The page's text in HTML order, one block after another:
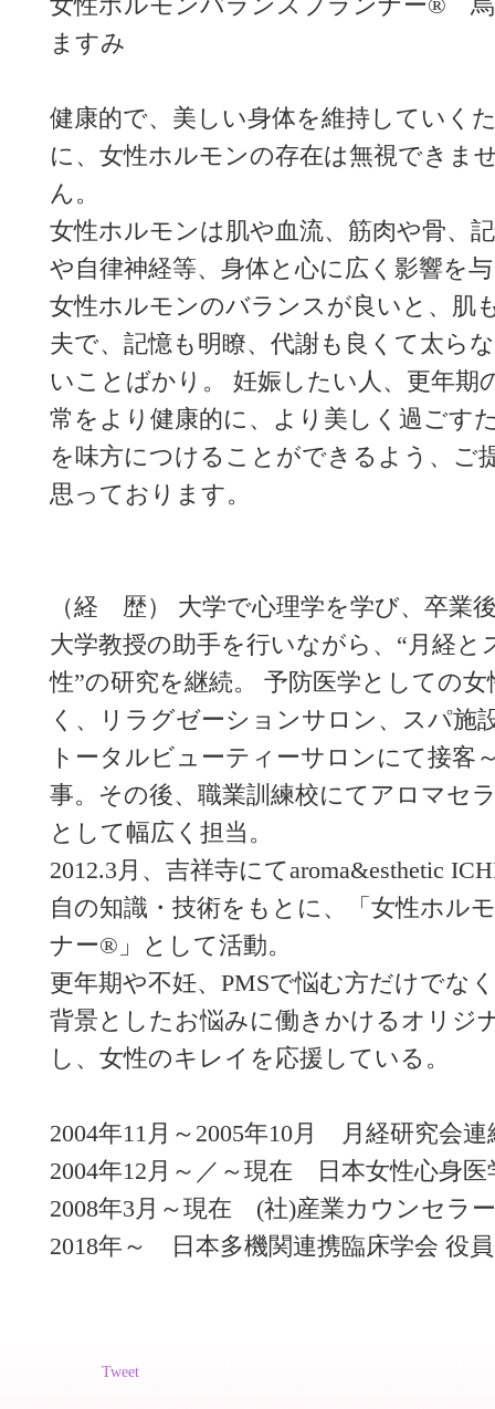
女性ホルモンバランスプランナー®
ますみ
健康的で、美しい身体を維持していく
に、女性ホルモンの存在は無視できま
ん。
女性ホルモンは肌や血流、筋肉や骨、
や自律神経等、身体と心に広く影響を
女性ホルモンのバランスが良いと、肌
夫で、記憶も明瞭、代謝も良くて太ら
いことばかり。 妊娠したい人、更年期
常をより健康的に、より美しく過ごす
を味方につけることができるよう、ご
思っております。
（経 歴） 大学で心理学を学び、卒業
大学教授の助手を行いながら、“月経と
性”の研究を継続。 予防医学としての
く、リラグゼーションサロン、スパ施
トータルビューティーサロンにて接客
事。その後、職業訓練校にてアロマセ
として幅広く担当。
2012.3月、吉祥寺にてaroma&esthetic
自の知識・技術をもとに、「女性ホル
ナー®」として活動。
更年期や不妊、PMSで悩む方だけでな
背景としたお悩みに働きかけるオリジ
し、女性のキレイを応援している。
2004年11月～2005年10月 月経研究会
2004年12月～／～現在 日本女性心身医
2008年3月～現在 (社)産業カウンセラ
2018年～ 日本多機関連携臨床学会 役
Tweet